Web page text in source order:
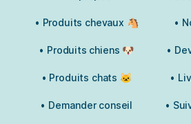
• Produits chevaux 🐴
• Produits chiens 🐶
• Produits chats 🐱
• Demander conseil
•
•
•
•